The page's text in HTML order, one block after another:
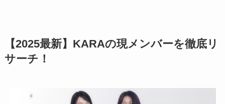
【2025最新】KARAの現メンバーを徹底リ
サーチ！